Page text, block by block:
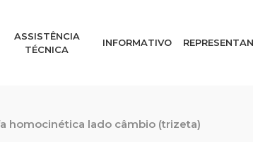
ASSISTÊNCIA
TÉCNICA
INFORMATIVO
homocinética lado câmbio (trizeta)